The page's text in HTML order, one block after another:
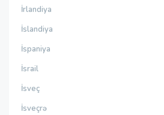
İrlandiya
İslandiya
İspaniya
İsrail
İsveç
İsveçrə